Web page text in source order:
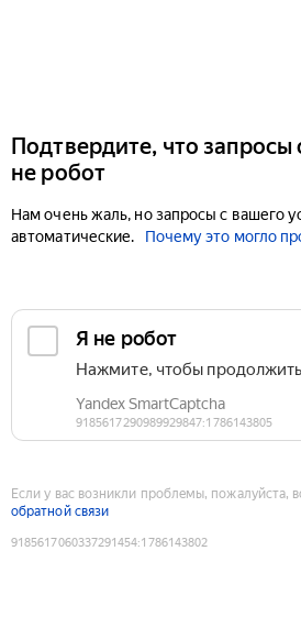
Подтвердите, что запросы
не робот
Нам очень жаль, но запросы с вашего
автоматические.
Почему это могло
Если у вас возникли проблемы, пожалуйста,
обратной связи
9185617060337291454:1786143802